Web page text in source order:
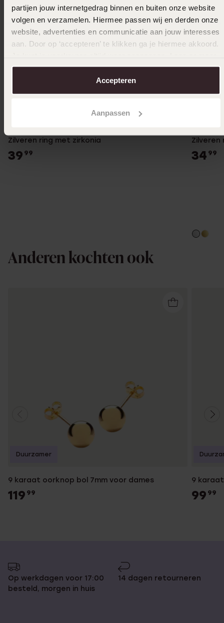
partijen jouw internetgedrag binnen en buiten onze website
volgen en verzamelen. Hiermee passen wij en derden onze
website, advertenties en communicatie aan jouw interesses
aan. Door op ‘accepteren’ te klikken ga je hiermee akkoord.
over in onscookiebeleid.
Accepteren
Aanpassen
Zilveren ring met zirkonia
39 99
Zilveren
34 99
Anderen kochten ook
9 karaat oorknop bol 7mm voor dames
119 99
Duurzamer
9
99 99
Op werkdagen voor 17:00
besteld, morgen in huis
14 dagen retourneren